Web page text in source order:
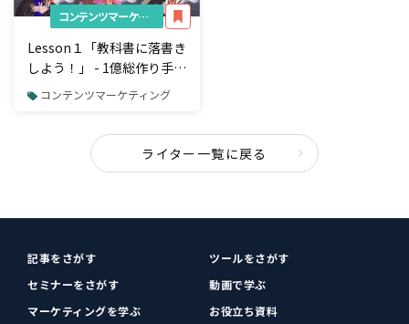
コンテンツマーケティング
Lesson１「教科書に落書き
しよう！」 - 1億総作り手時
代に"子どもがクリエイタ
コンテンツマーケティング
ライター一覧に戻る
記事をさがす
ツールをさがす
セミナーをさがす
動画で学ぶ
マーケティングを学ぶ
お役立ち資料